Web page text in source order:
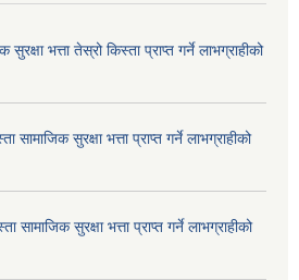
भत्ता तेस्रो किस्ता प्राप्त गर्ने लाभग्राहीको
सुरक्षा भत्ता प्राप्त गर्ने लाभग्राहीको
सुरक्षा भत्ता प्राप्त गर्ने लाभग्राहीको